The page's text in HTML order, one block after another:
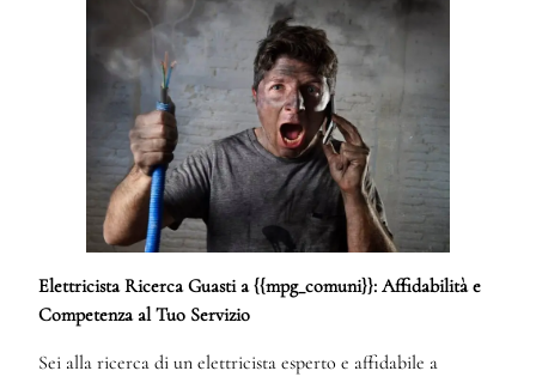
Elettricista Ricerca Guasti a {{mpg_comuni}}: Affidabilità e
Competenza al Tuo Servizio
Sei alla ricerca di un elettricista esperto e affidabile a